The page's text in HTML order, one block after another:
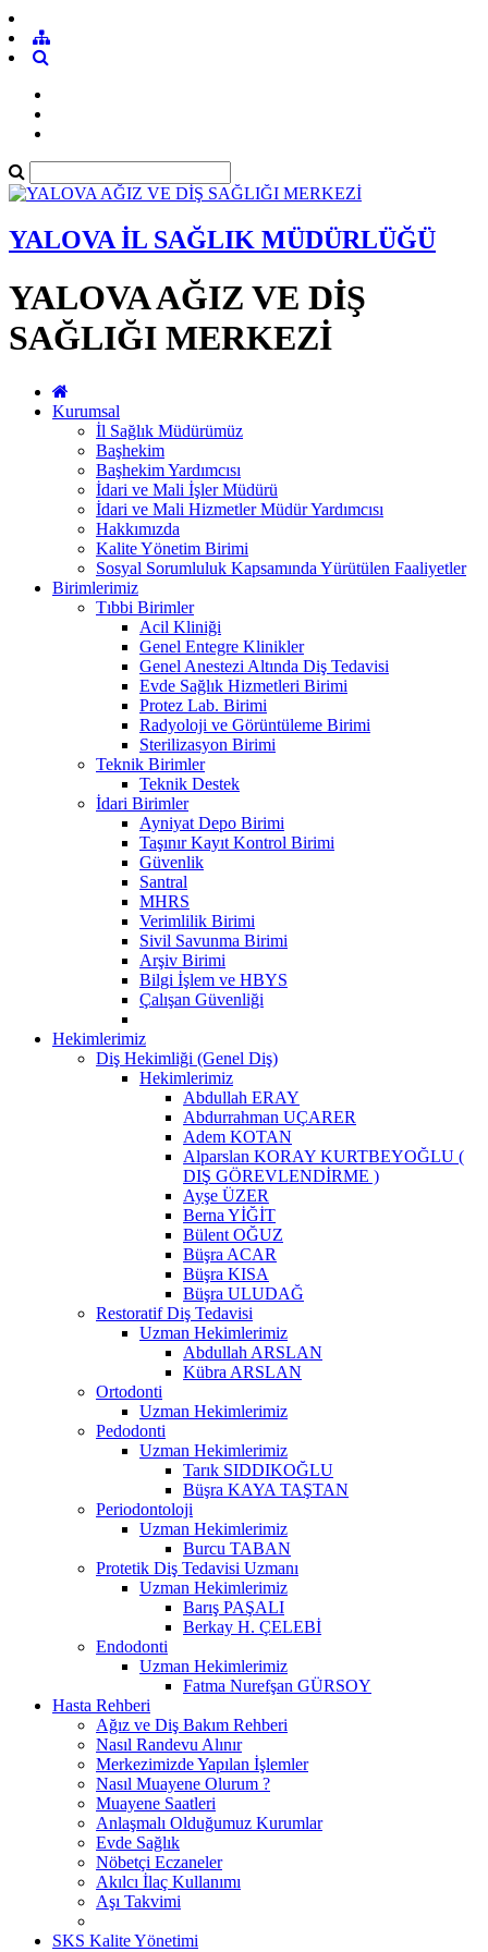
YALOVA İL SAĞLIK MÜDÜRLÜĞÜ
YALOVA AĞIZ VE DİŞ
SAĞLIĞI MERKEZİ
Kurumsal
İl Sağlık Müdürümüz
Başhekim
Başhekim Yardımcısı
İdari ve Mali İşler Müdürü
İdari ve Mali Hizmetler Müdür Yardımcısı
Hakkımızda
Kalite Yönetim Birimi
Sosyal Sorumluluk Kapsamında Yürütülen Faaliyetler
Birimlerimiz
Tıbbi Birimler
Acil Kliniği
Genel Entegre Klinikler
Genel Anestezi Altında Diş Tedavisi
Evde Sağlık Hizmetleri Birimi
Protez Lab. Birimi
Radyoloji ve Görüntüleme Birimi
Sterilizasyon Birimi
Teknik Birimler
Teknik Destek
İdari Birimler
Ayniyat Depo Birimi
Taşınır Kayıt Kontrol Birimi
Güvenlik
Santral
MHRS
Verimlilik Birimi
Sivil Savunma Birimi
Arşiv Birimi
Bilgi İşlem ve HBYS
Çalışan Güvenliği
Hekimlerimiz
Diş Hekimliği (Genel Diş)
Hekimlerimiz
Abdullah ERAY
Abdurrahman UÇARER
Adem KOTAN
Alparslan KORAY KURTBEYOĞLU (
DIŞ GÖREVLENDİRME )
Ayşe ÜZER
Berna YİĞİT
Bülent OĞUZ
Büşra ACAR
Büşra KISA
Büşra ULUDAĞ
Restoratif Diş Tedavisi
Uzman Hekimlerimiz
Abdullah ARSLAN
Kübra ARSLAN
Ortodonti
Uzman Hekimlerimiz
Pedodonti
Uzman Hekimlerimiz
Tarık SIDDIKOĞLU
Büşra KAYA TAŞTAN
Periodontoloji
Uzman Hekimlerimiz
Burcu TABAN
Protetik Diş Tedavisi Uzmanı
Uzman Hekimlerimiz
Barış PAŞALI
Berkay H. ÇELEBİ
Endodonti
Uzman Hekimlerimiz
Fatma Nurefşan GÜRSOY
Hasta Rehberi
Ağız ve Diş Bakım Rehberi
Nasıl Randevu Alınır
Merkezimizde Yapılan İşlemler
Nasıl Muayene Olurum ?
Muayene Saatleri
Anlaşmalı Olduğumuz Kurumlar
Evde Sağlık
Nöbetçi Eczaneler
Akılcı İlaç Kullanımı
Aşı Takvimi
SKS Kalite Yönetimi